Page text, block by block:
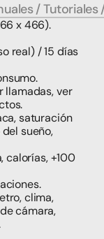
/ Tutoriales
x 466).
real) / 15 días
llamadas, ver
saturación
sueño,
calorías, +100
clima,
cámara,